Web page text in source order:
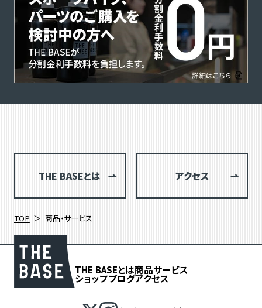
THE BASEとは アクセス
TOP 商品・サービス
THE BASEとは商品サービス
ショップブログアクセス